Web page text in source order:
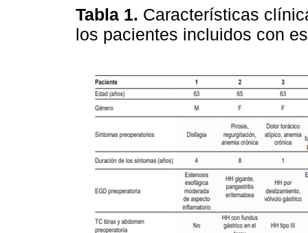
Tabla 1. Características
los pacientes incluidos con